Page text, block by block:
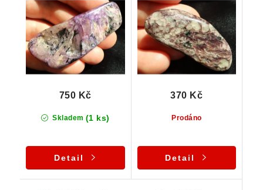
leskem
Skladem (1 ks)
750 Kč
Detail
Prodáno
370 Kč
Detail